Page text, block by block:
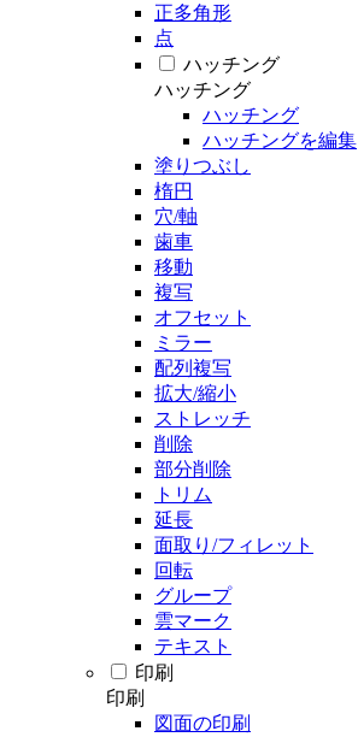
正多角形
点
ハッチング
ハッチング
ハッチング
ハッチングを編集
塗りつぶし
楕円
穴/軸
歯車
移動
複写
オフセット
ミラー
配列複写
拡大/縮小
ストレッチ
削除
部分削除
トリム
延長
面取り/フィレット
回転
グループ
雲マーク
テキスト
印刷
印刷
図面の印刷